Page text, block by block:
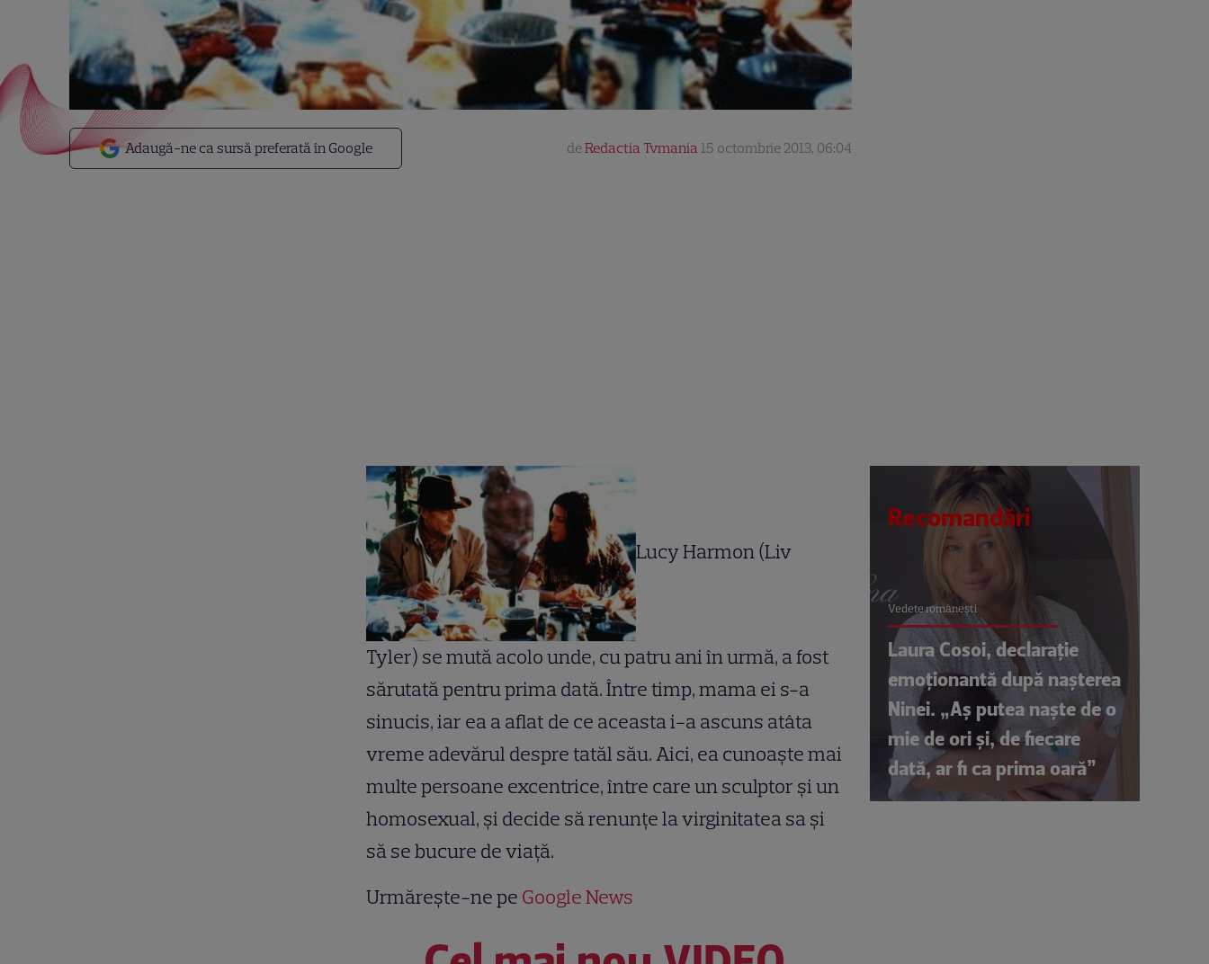
Adaugă-ne ca sursă preferată în Google deRedactia Tvmania 15 octombrie 2013, 06:04
Lucy Harmon (Liv
Tyler) se mută acolo unde, cu patru ani în urmă, a fost
sărutată pentru prima dată. Între timp, mama ei s-a
sinucis, iar ea a aflat de ce aceasta i-a ascuns atâta
vreme adevărul despre tatăl său. Aici, ea cunoaşte mai
multe persoane excentrice, între care un sculptor şi un
homosexual, şi decide să renunţe la virginitatea sa şi
să se bucure de viaţă.
Urmărește-ne pe Google News
Recomandări
Vedete româneşti
Laura Cosoi, declarație
emoționantă după nașterea
Ninei. „Aș putea naște de o
mie de ori și, de fiecare
dată, ar fi ca prima oară”